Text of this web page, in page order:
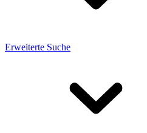
Erweiterte Suche